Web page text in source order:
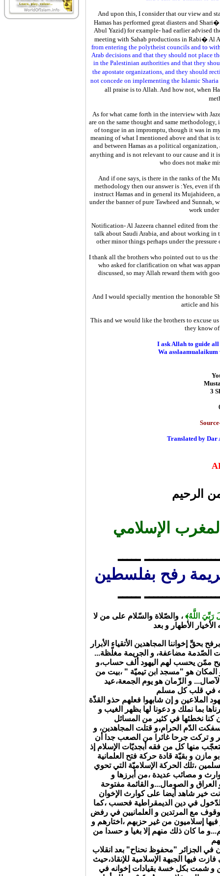
And upon this, I consider that our view and
Hamas has performed great diasters and
Abul Yazid) for example- had earlier advised
meeting with Sahab productions in Rabi� Al
from entering the polytheist ‎councils and to
Arab ‎decisions and that they should not place
in the Palestinian authorities and that they
the apostate organizations, and they should
not concede on implementing the Islamic
all praise is to Allah. And ‎how not, when
As for what came forth in the interview with
are on the same thought and same
of tongue in an impromptu, though it was in
meaning of what I mentioned ‎above and that is
and between ‎Hamas as a political
anything and is not relevant to our cause and
who does not make
And if one says, is there in the ranks of the
methodology then our answer is :Yes, even if
instruct Hamas and in general its Mujahideen,
under the banner of pure Tawheed and
work under
Notification- Al Jazeera channel edited from
talk about Saudi Arabia, and about working in
other minor things perhaps under the
I thank all the brothers who pointed out to us
who asked for clarification on what was
discussed, so may Allah reward them with
And I would specially mention the honorable
article and
This and we would like the brothers to excuse
they know
I ask Allah to guide
Wa
‎3
Translated by Dar
الرحيم
الإسلامي
ـــــ
رفح بفلسطين
ـــــ
رَبِّيَ اللَّهُ﴾، والصّلاة والسّلام على من لا
إخواننا المجاهدين الأتقياء الأبرار
الصّدمة مضاعفة، و الجريمة مغلّظة...
ممّن يحسب لهم اليهود ألف حساب،و
هو "مسجد ابن تيميّة " ،بيت من
و الزّمان هو يوم الجمعة،عيد
الملاعين و إن شابهوا فعلهم حذو القذّة
بما نملك و دعونا لها بظهر الغيب و
الدّم الحرام،و قتلت المجاهدين، و
و تركت جرحا غائرا من الصعب جدا أن
منها كل من فقه أبجديّات الإسلام إذ
،تلك الحركة الإسلاميّة التي تحوي
و مصائب عديدة ،من أبرزها و
خير شاهد أيضا على كوارث الإخوان
في دين الديمقراطية فحسب ،كما
مع المرتدين و العلمانيين في رفض
فيها إسلاميون من غير حزبهم ،اختارهم و
ما كان ذلك منهم إلا بغيا و حسدا من
في الجزائر "محفوظ نحناح" بعد انقلاب
على نتائج انتخابات 1991م التي فازت فيها الجبهة الإسلامية للإنقاذ،حيث
و شمت بكل خسة بقيادات إخوانه في